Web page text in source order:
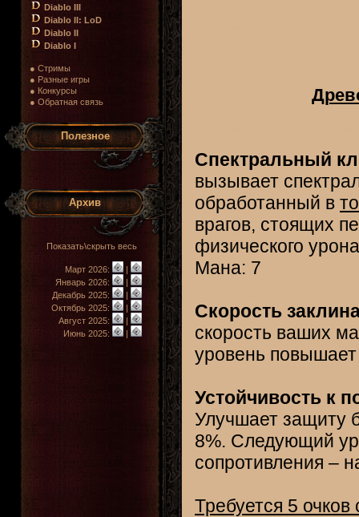
Diablo III
Diablo II: LoD
Diablo II
Diablo I
● Стримы
● Разные игры
● Конкурсы
● Обратная связь
Полезное
Архив
Показать\скрыть весь
Март 2026:
|
Январь 2026:
|
Декабрь 2025:
|
Октябрь 2025:
|
Август 2025:
|
Июнь 2025:
|
Спектральный
вызывает
обработанный в
врагов, стоящих
физического
Мана: 7
Скорость
скорость ваших
уровень
Устойчивость к
Улучшает защиту
8%. Следующий
сопротивления –
Требуется 5 очков